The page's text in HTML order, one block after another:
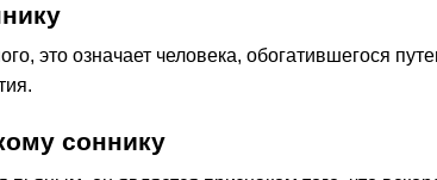
это означает человека, обогатившегося
соннику